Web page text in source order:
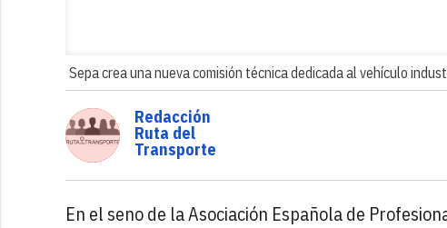
Sepa crea una nueva comisión técnica dedicada al vehículo
Redacción
Ruta del
Transporte
En el seno de la Asociación Española de